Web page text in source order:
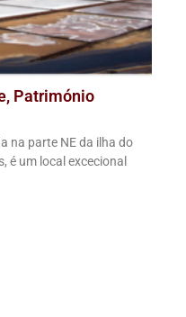
Património
na parte NE da ilha do
é um local excecional